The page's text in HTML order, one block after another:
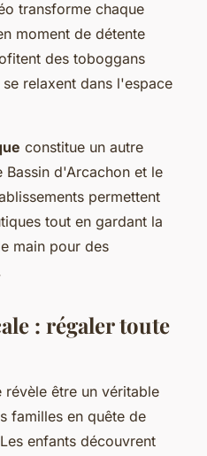
transforme chaque
moment de détente
des toboggans
relaxent dans l'espace
constitue un autre
Bassin d'Arcachon et le
permettent
tout en gardant la
main pour des
: régaler toute
révèle être un véritable
familles en quête de
enfants découvrent